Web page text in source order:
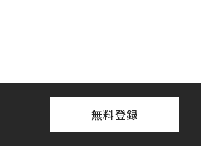
無料登録